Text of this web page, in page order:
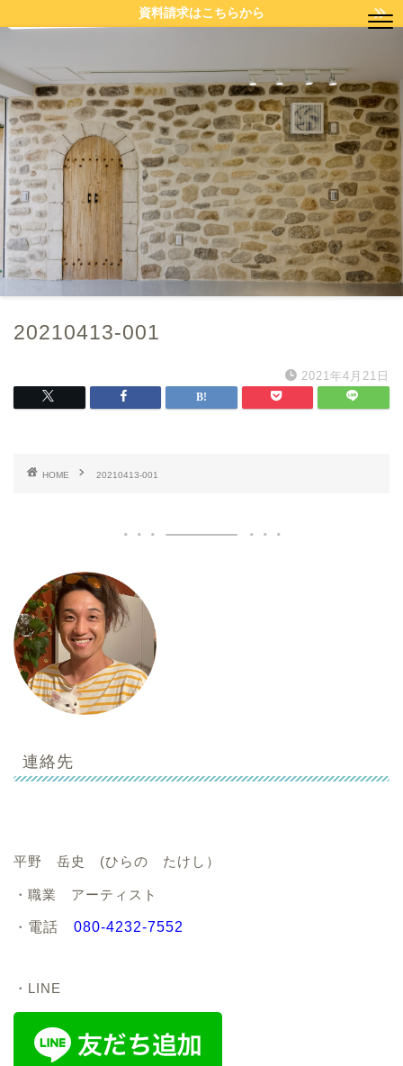
資料請求はこちらから
20210413-001
2021年4月21日
HOME 20210413-001
連絡先
平野 岳史 (ひらの たけし）
・職業 アーティスト
・ 電話 080-4232-7552
・LINE